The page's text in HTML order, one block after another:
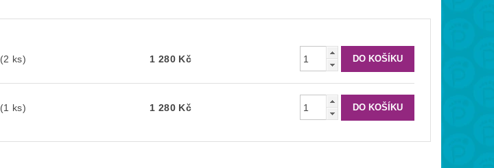
(2 ks) 1 280 Kč
(1 ks) 1 280 Kč